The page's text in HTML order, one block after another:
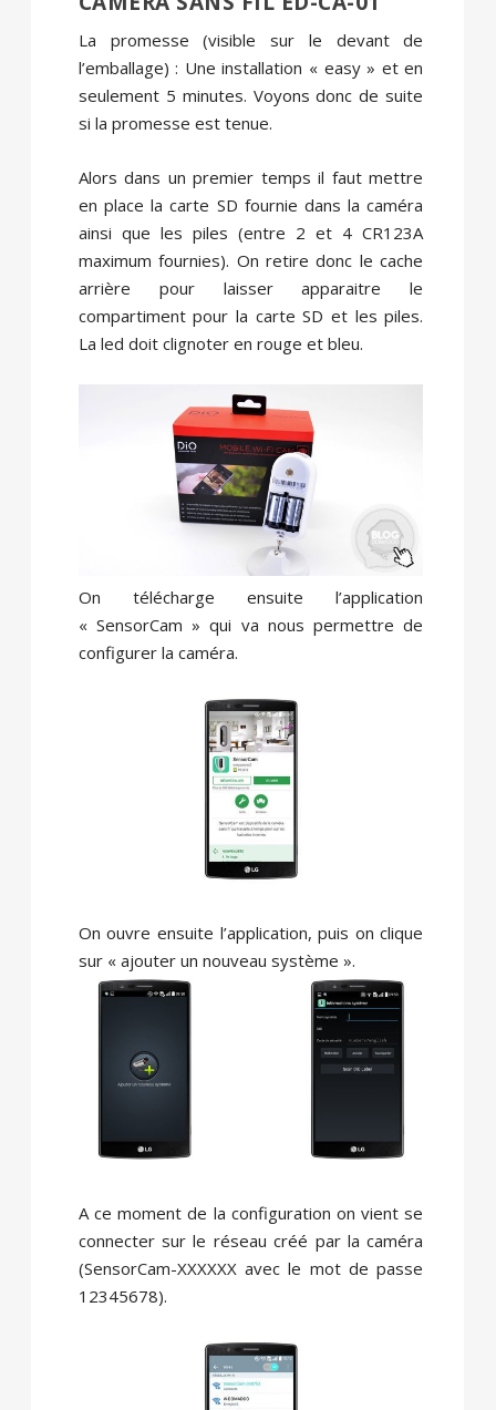
La promesse (visible sur le devant de
l’emballage) : Une installation « easy » et en
seulement 5 minutes. Voyons donc de suite
si la promesse est tenue.
Alors dans un premier temps il faut mettre
en place la carte SD fournie dans la caméra
ainsi que les piles (entre 2 et 4 CR123A
maximum fournies). On retire donc le cache
arrière pour laisser apparaitre le
compartiment pour la carte SD et les piles.
La led doit clignoter en rouge et bleu.
On télécharge ensuite l’application
« SensorCam » qui va nous permettre de
configurer la caméra.
On ouvre ensuite l’application, puis on clique
sur « ajouter un nouveau système ».
A ce moment de la configuration on vient se
connecter sur le réseau créé par la caméra
(SensorCam-XXXXXX avec le mot de passe
12345678).